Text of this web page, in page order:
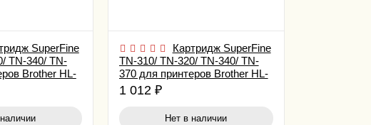
SuperFine
TN-340/ TN-
Brother HL-
MFC9460CDN/
Картридж SuperFine
TN-310/ TN-320/ TN-340/ TN-
370 для принтеров Brother HL-
4150CDN/ 4570/ MFC9460CDN/
1 012 ₽
Нет в наличии